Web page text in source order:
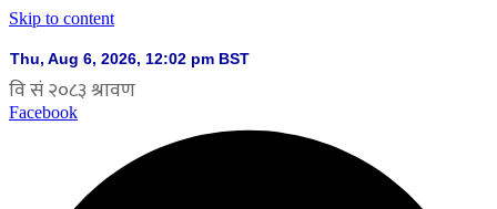
Skip to content
Facebook